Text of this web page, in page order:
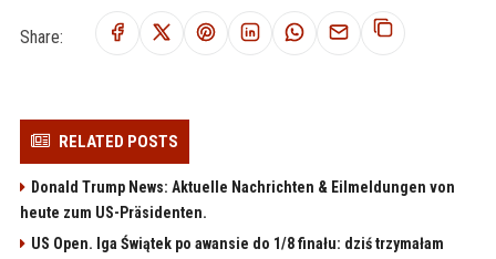
Share:
RELATED POSTS
Donald Trump News: Aktuelle Nachrichten & Eilmeldungen von
heute zum US-Präsidenten.
US Open. Iga Świątek po awansie do 1/8 finału: dziś trzymałam